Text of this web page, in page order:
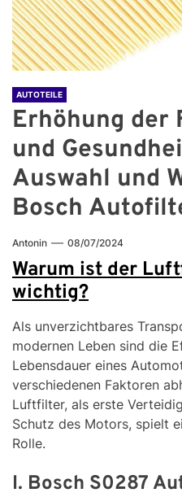
AUTOTEILE
Erhöhung der
und
Auswahl und
Bosch
Antonin 08/07/2024
Warum ist der
wichtig?
Als unverzichtbares
modernen Leben sind die
Lebensdauer eines
verschiedenen Faktoren
Luftfilter, als erste
Schutz des Motors, spielt
Rolle.
I. Bosch S0287